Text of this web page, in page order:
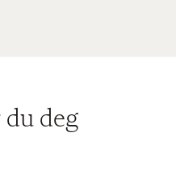
du deg